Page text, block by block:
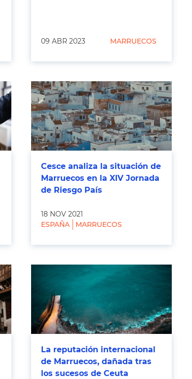
09 ABR 2023 MARRUECOS
Cesce analiza la situación de
Marruecos en la XIV Jornada
de Riesgo País
18 NOV 2021
ESPAÑA
MARRUECOS
La reputación internacional
de Marruecos, dañada tras
los sucesos de Ceuta